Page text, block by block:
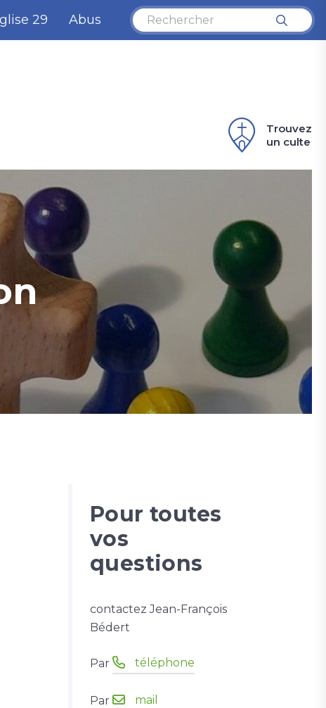
29 Abus
Trouvez
un culte
Pour toutes
vos
questions
contactez Jean-François
Bédert
Par téléphone
Par mail